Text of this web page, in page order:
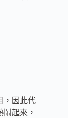
，因此代
起來，